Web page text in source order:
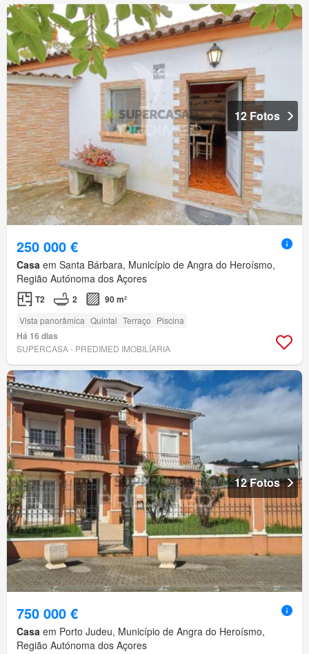
12 Fotos
250 000 €
Casa em Santa Bárbara, Município de Angra do Heroísmo,
Região Autónoma dos Açores
T2 2 90 m²
Vista panorâmica Quintal Terraço Piscina
Há 16 dias
SUPERCASA - PREDIMED IMOBILÍARIA
12 Fotos
750 000 €
Casa em Porto Judeu, Município de Angra do Heroísmo,
Região Autónoma dos Açores